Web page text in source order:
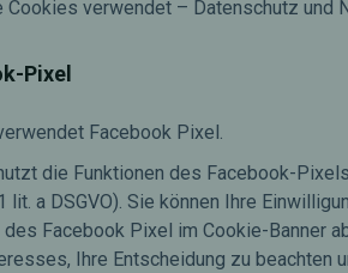
Cookies verwendet – Datenschutz und
Pixel
Facebook Pixel.
die Funktionen des Facebook-
lit. a DSGVO). Sie können Ihre
Facebook Pixel im Cookie-Banner
Ihre Entscheidung zu beachten